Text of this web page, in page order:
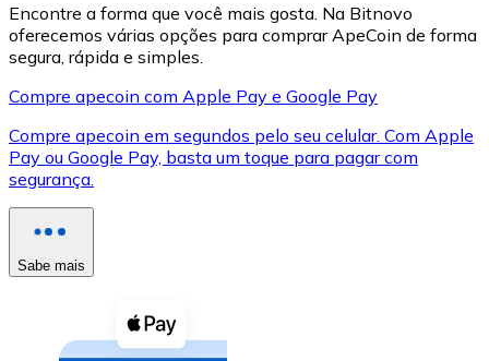
XRP
XRP
Ver tudo
Cupons cripto
Compre criptomoedas com dinheiro e outros
Encontre a forma que você mais gosta. Na Bitnovo
oferecemos várias opções para comprar ApeCoin de forma
segura, rápida e simples.
Compre apecoin com Apple Pay e Google Pay
Compre apecoin em segundos pelo seu celular. Com Apple
Pay ou Google Pay, basta um toque para pagar com
segurança.
Sabe mais